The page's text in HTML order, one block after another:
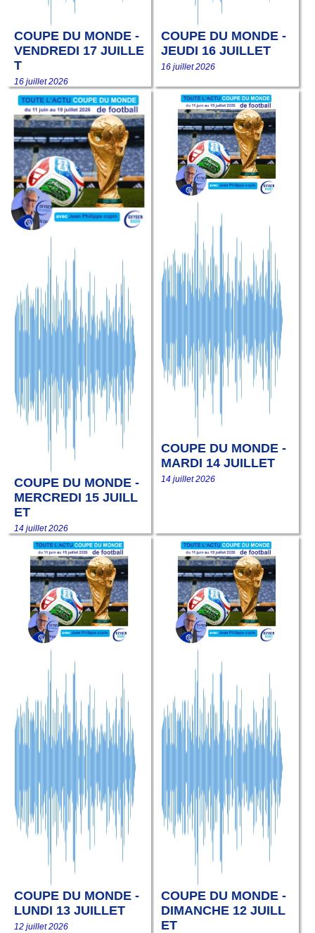
COUPE DU MONDE -
VENDREDI 17 JUILLE
T
16 juillet 2026
COUPE DU MONDE -
JEUDI 16 JUILLET
16 juillet 2026
COUPE DU MONDE -
MERCREDI 15 JUILL
ET
14 juillet 2026
COUPE DU MONDE -
MARDI 14 JUILLET
14 juillet 2026
COUPE DU MONDE -
LUNDI 13 JUILLET
12 juillet 2026
COUPE DU MONDE -
DIMANCHE 12 JUILL
ET